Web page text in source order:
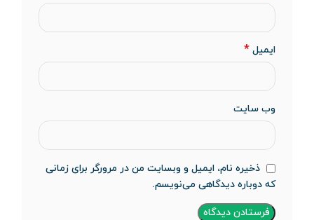
ایمیل *
وب‌ سایت
ذخیره نام، ایمیل و وبسایت من در مرورگر برای زمانی
که دوباره دیدگاهی می‌نویسم.